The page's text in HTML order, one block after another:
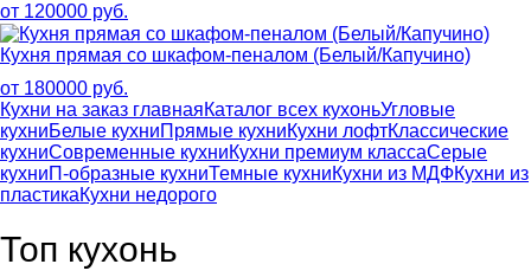
от 120000 руб.
Кухня прямая со шкафом-пеналом (Белый/Капучино)
от 180000 руб.
Кухни на заказ главнаяКаталог всех кухоньУгловые
кухниБелые кухниПрямые кухниКухни лофтКлассические
кухниСовременные кухниКухни премиум классаСерые
кухниП-образные кухниТемные кухниКухни из МДФКухни из
пластикаКухни недорого
Топ кухонь